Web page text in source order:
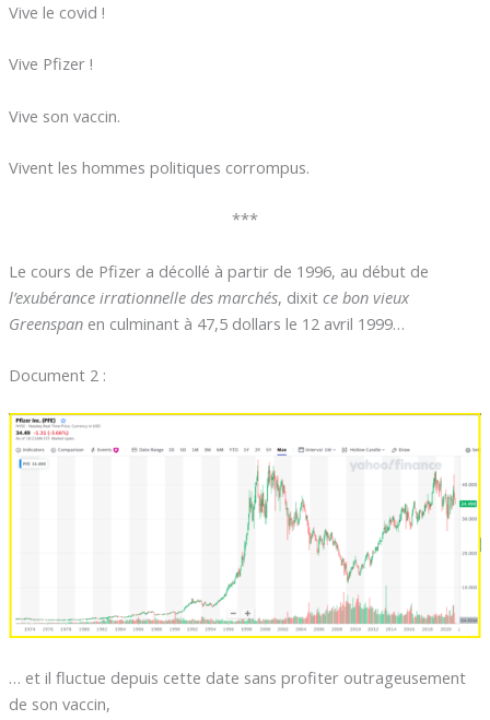
Vive le covid !
Vive Pfizer !
Vive son vaccin.
Vivent les hommes politiques corrompus.
***
Le cours de Pfizer a décollé à partir de 1996, au début de
l’exubérance irrationnelle des marchés, dixit ce bon vieux
Greenspanen culminant à 47,5 dollars le 12 avril 1999…
Document 2 :
… et il fluctue depuis cette date sans profiter outrageusement
de son vaccin,